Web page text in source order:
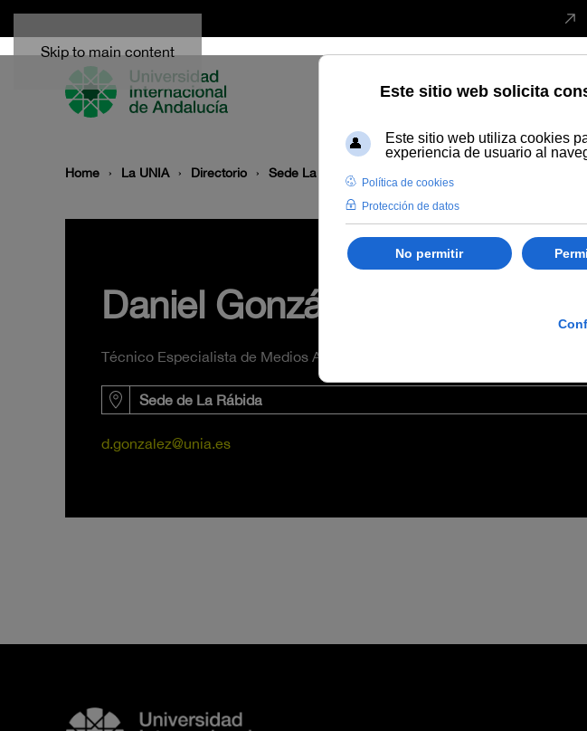
Skip to main content
Home La UNIA Directorio Sede La Rábida
Daniel González Gobernado
Técnico Especialista de Medios Audiovisuales
Sede de La Rábida
d.gonzalez@unia.es